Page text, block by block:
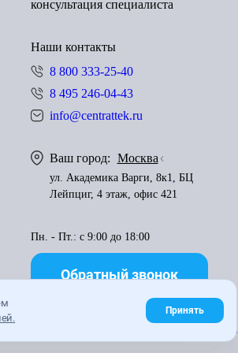
Принять
консультация специалиста
Наши контакты
8 800 333-25-40
8 495 246-04-43
info@centrattek.ru
Ваш город: Москва
ул. Академика Варги, 8к1, БЦ
Лейпциг, 4 этаж, офис 421
Пн. - Пт.: с 9:00 до 18:00
Обратный звонок
Карта сайта